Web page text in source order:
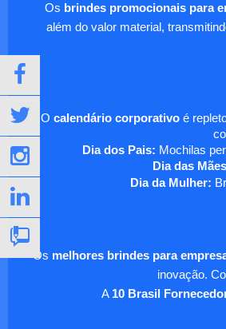
Os brindes promocionais para
além do valor material,
O calendário corporativo é
Dia dos Pais: Mochilas
Dia das
Dia da Mulher:
Os melhores brindes para
inovação.
A 10 Brasil